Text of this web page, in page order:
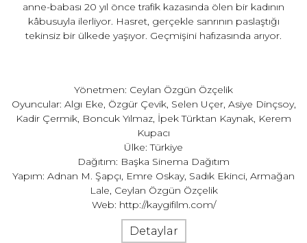
anne-babası 20 yıl önce trafik kazasında ölen bir kadının
kâbusuyla ilerliyor. Hasret, gerçekle sanrının paslaştığı
tekinsiz bir ülkede yaşıyor. Geçmişini hafızasında arıyor.
Yönetmen: Ceylan Özgün Özçelik
Oyuncular: Algı Eke, Özgür Çevik, Selen Uçer, Asiye Dinçsoy,
Kadir Çermik, Boncuk Yılmaz, İpek Türktan Kaynak, Kerem
Kupacı
Ülke: Türkiye
Dağıtım: Başka Sinema Dağıtım
Yapım: Adnan M. Şapçı, Emre Oskay, Sadık Ekinci, Armağan
Lale, Ceylan Özgün Özçelik
Web: http://kaygifilm.com/
Detaylar